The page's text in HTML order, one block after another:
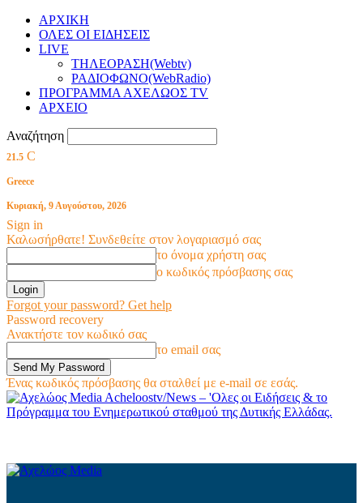
ΑΡΧΙΚΗ
ΟΛΕΣ ΟΙ ΕΙΔΗΣΕΙΣ
LIVE
ΤΗΛΕΟΡΑΣΗ(Webtv)
ΡΑΔΙΟΦΩΝΟ(WebRadio)
ΠΡΟΓΡΑΜΜΑ ΑΧΕΛΩΟΣ TV
ΑΡΧΕΙΟ
Αναζήτηση
21.5 C
Greece
Κυριακή, 9 Αυγούστου, 2026
Sign in
Καλωσήρθατε! Συνδεθείτε στον λογαριασμό σας
το όνομα χρήστη σας
ο κωδικός πρόσβασης σας
Forgot your password? Get help
Password recovery
Ανακτήστε τον κωδικό σας
το email σας
Ένας κωδικός πρόσβασης θα σταλθεί με e-mail σε εσάς.
Acheloostv/News – 'Ολες οι Ειδήσεις & το
Πρόγραμμα του Ενημερωτικού σταθμού της Δυτικής Ελλάδας.